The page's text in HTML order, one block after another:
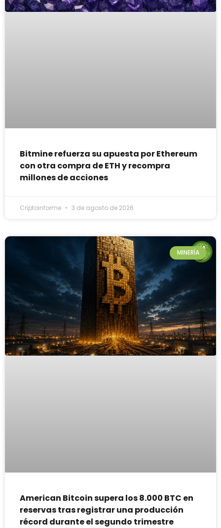
Bitmine refuerza su apuesta por Ethereum
con otra compra de ETH y recompra
millones de acciones
Criptoinforme 3 de agosto de 2026
MINERÍA
American Bitcoin supera los 8.000 BTC en
reservas tras registrar una producción
récord durante el segundo trimestre